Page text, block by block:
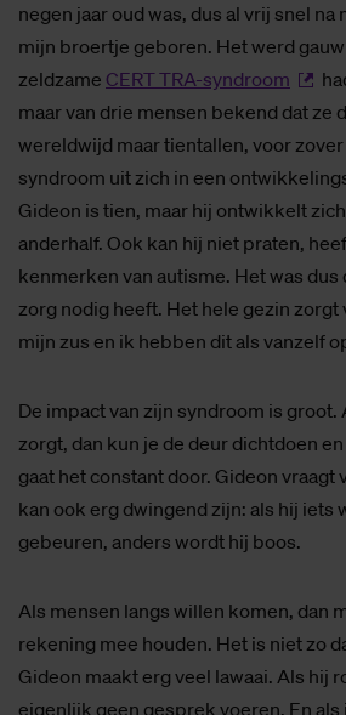
negen jaar oud was, dus al vrij snel
mijn broertje geboren. Het werd
zeldzame CERT TRA-syndroom
maar van drie mensen bekend dat ze
wereldwijd maar tientallen, voor
syndroom uit zich in een
Gideon is tien, maar hij ontwikkelt
anderhalf. Ook kan hij niet praten,
kenmerken van autisme. Het was
zorg nodig heeft. Het hele gezin zorgt
mijn zus en ik hebben dit als vanzelf
De impact van zijn syndroom is groot.
zorgt, dan kun je de deur dichtdoen
gaat het constant door. Gideon vraagt
kan ook erg dwingend zijn: als hij iets
gebeuren, anders wordt hij boos.
Als mensen langs willen komen, dan
rekening mee houden. Het is niet zo
Gideon maakt erg veel lawaai. Als hij
eigenlijk geen gesprek voeren. En